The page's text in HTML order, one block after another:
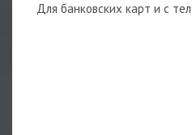
Для банковских карт и с